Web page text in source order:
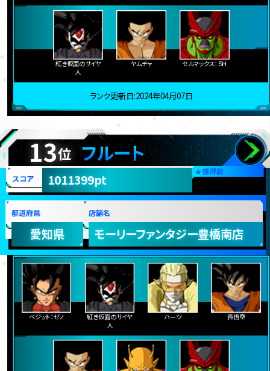
紅き仮面のサイヤ
人
ヤムチャ セルマックス：ＳＨ
ランク更新日:2024年04月07日
13位 フルート
★獲得数
スコア 1011399pt
都道府県
愛知県
店舗名
モーリーファンタジー豊橋南店
ベジット：ゼノ
紅き仮面のサイヤ
人
ハーツ 孫悟空